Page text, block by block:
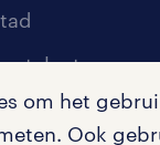
om het
Ook
talent
werkgevers